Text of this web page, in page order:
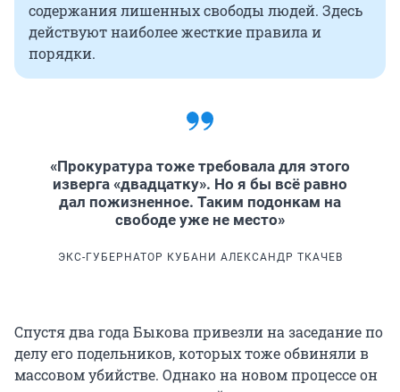
содержания лишенных свободы людей. Здесь
действуют наиболее жесткие правила и
порядки.
«Прокуратура тоже требовала для этого
изверга «двадцатку». Но я бы всё равно
дал пожизненное. Таким подонкам на
свободе уже не место»
ЭКС-ГУБЕРНАТОР КУБАНИ АЛЕКСАНДР ТКАЧЕВ
Спустя два года Быкова привезли на заседание по
делу его подельников, которых тоже обвиняли в
массовом убийстве. Однако на новом процессе он